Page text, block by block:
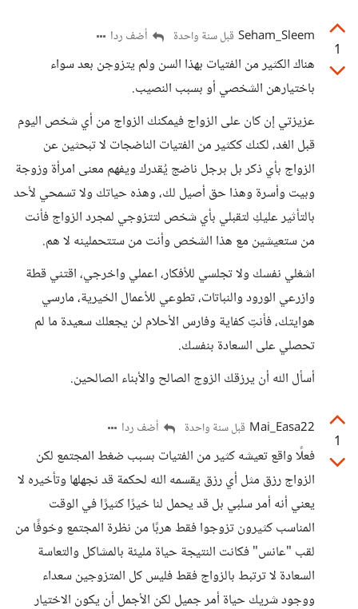
1
Seham_Sleem قبل سنة واحدة أضف ردا
هناك الكثير من الفتيات بهذا السن ولم يتزوجن بعد سواء
باختيارهن الشخصي أو بسبب النصيب.
عزيزتي إن كان على الزواج فيمكنك الزواج من أي شخص اليوم
قبل الغد، لكنك ككثير من الفتيات الناضجات لا تبحثين عن
الزواج بأي ذكر بل برجل ناضج يُقدرك ويفهم معنى امرأة وزوجة
وبيت وأسرة وهذا حق أصيل لك، وهذه حياتك ولا تسمحي لأحد
بالتأثير عليكِ لتقبلي بأي شخص لتتزوجي لمجرد الزواج فأنت
من ستعيشين مع هذا الشخص وأنت من ستتحملينه لا هم.
اشغلي نفسك ولا تجلسي للأفكار، اعملي واخرجي، اقتني قطة
وازرعي الورود والنباتات، تطوعي للأعمال الخيرية، مارسي
هوايتك، فأنتِ كفاية وفارس الأحلام لن يجعلك سعيدة ما لم
تحصلي على السعادة بنفسك.
أسأل الله أن يرزقك الزوج الصالح والأبناء الصالحين.
1
Mai_Easa22 قبل سنة واحدة أضف ردا
فعلًا واقع تعيشه كثير من الفتيات بسبب ضغط المجتمع لكن
الزواج رزق مثل أي رزق يقسمه الله لحكمة قد نجهلها وتأخيره لا
يعني أنه أمر سلبي بل قد يحمل لنا خيرًا كثيرًا في الوقت
المناسب كثيرون تزوجوا فقط هربًا من نظرة المجتمع وخوفًا من
لقب "عانس" فكانت النتيجة حياة مليئة بالمشاكل والتعاسة
السعادة لا ترتبط بالزواج فقط فليس كل المتزوجين سعداء
ووجود شريك حياة أمر جميل لكن الأجمل أن يكون الاختيار